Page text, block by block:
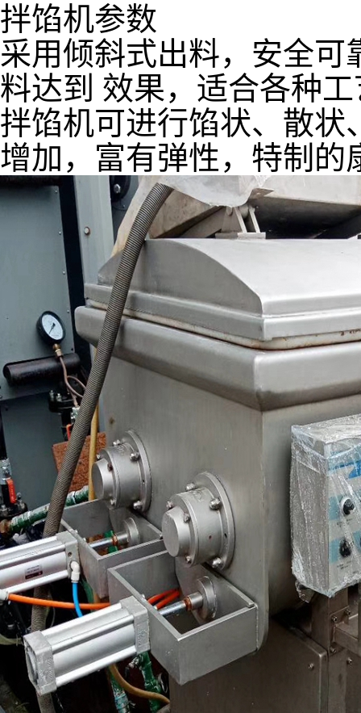
拌馅机参数
采用倾斜式出料，安全
料达到 效果，适合各种
拌馅机可进行馅状、散状
增加，富有弹性，特制的